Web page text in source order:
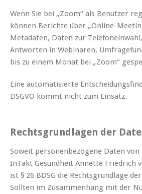
Wenn Sie bei „Zoom“ als Benutzer
können Berichte über „Online-
Metadaten, Daten zur
Antworten in Webinaren,
bis zu einem Monat bei „Zoom“
Eine automatisierte
DSGVO kommt nicht zum Einsatz.
Rechtsgrundlagen der
Soweit personenbezogene Daten
InTakt Gesundheit Annette Friedrich
ist § 26 BDSG die Rechtsgrundlage
Sollten im Zusammenhang mit der